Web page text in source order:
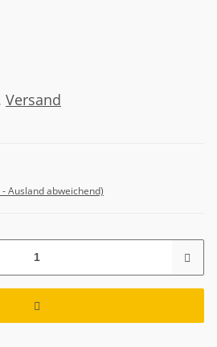
Versand
- Ausland abweichend)